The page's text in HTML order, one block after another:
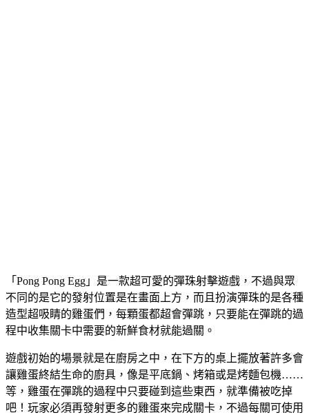
「Pong Pong Egg」是一款超可愛的彈珠射擊遊戲，不過與眾
不同的是它的發射位置是在畫面上方，而且扮演彈珠的是各種
造型超吸睛的雞蛋們，每顆蛋都超會彈跳，只要能在彈跳的過
程中收集關卡中需要的新鮮食材就能過關。
遊戲初始的場景就是在廚房之中，在下方的桌上擺放著許多會
讓雞蛋終結生命的廚具，像是平底鍋、烤箱或是烤麵包機……
等，雞蛋在彈跳的過程中只要碰到這些東西，就準備被吃掉
吧！玩家必須再發射更多的雞蛋來完成關卡，不過每關可使用